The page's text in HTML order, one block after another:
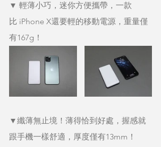
▼ 輕薄小巧，迷你方便攜帶，一款
比 iPhone X還要輕的移動電源，重量僅
有167g！
▼纖薄無止境！薄得恰到好處，握感就
跟手機一樣舒適，厚度僅有13mm！